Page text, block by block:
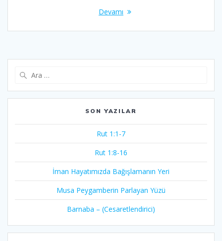
Devamı
SON YAZILAR
Rut 1:1-7
Rut 1:8-16
İman Hayatımızda Bağışlamanın Yeri
Musa Peygamberin Parlayan Yüzü
Barnaba – (Cesaretlendirici)